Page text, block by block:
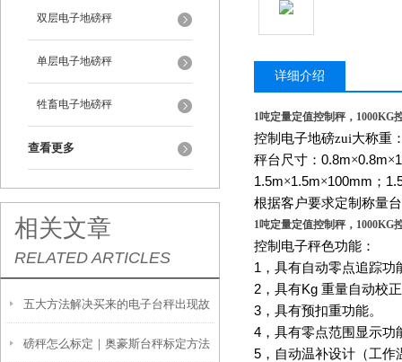
双层电子地磅秤
单层电子地磅秤
牲畜电子地磅秤
查看更多
相关文章
RELATED ARTICLES
五大方法解决买来的电子台秤出现故
障让人着急的问题
磅秤怎么标定｜奥豪斯台秤标定方法
详细介绍
1吨定量定值控制秤，1000KG
控制电子地磅zui大称重
秤台尺寸： 0.8m×0.8m×
1.5m×1.5m×100mm ；
根据客户要求定制称量
1吨定量定值控制秤，1000KG
控制电子秤色功能：
1 ，具有自动零点追踪功
2 ，具有Kg 重量自动校
3 ，具有预扣重功能。
4 ，具有零点范围显示功
5 ，自动温补设计（工作